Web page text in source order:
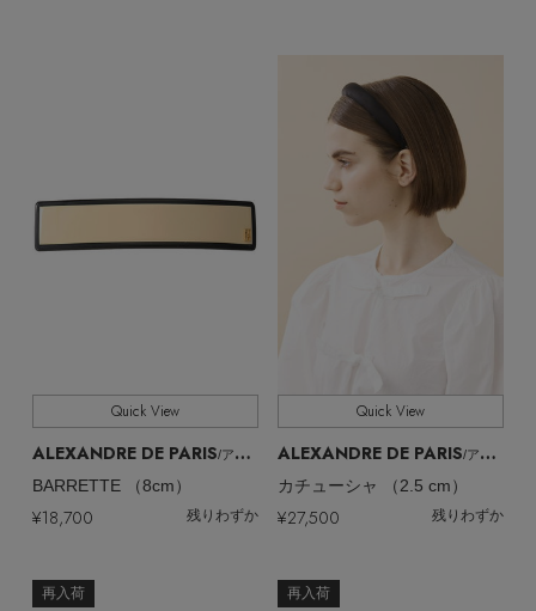
Quick View
ALEXANDRE DE PARIS/アレクサンドル ドゥ パリ
BARRETTE （8cm）
¥18,700 残りわずか
Quick View
ALEXANDRE DE PARIS/アレクサンドル ドゥ パリ
カチューシャ （2.5 cm）
¥27,500 残りわずか
再入荷 再入荷